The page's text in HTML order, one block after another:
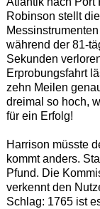
Robinson stellt
während der 81-
Sekunden
Erprobungsfahrt
zehn Meilen
dreimal so hoch,
für ein Erfolg!
Harrison müsste
kommt anders.
Pfund. Die
verkennt den
Schlag: 1765 ist